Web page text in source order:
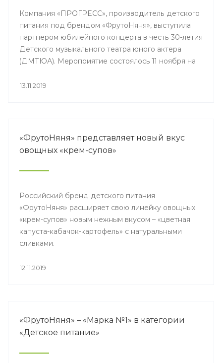
Компания «ПРОГРЕСС», производитель детского
питания под брендом «ФрутоНяня», выступила
партнером юбилейного концерта в честь 30-летия
Детского музыкального театра юного актера
(ДМТЮА). Мероприятие состоялось 11 ноября на
13.11.2019
«ФрутоНяня» представляет новый вкус
овощных «крем-супов»
Российский бренд детского питания
«ФрутоНяня» расширяет свою линейку овощных
«крем-супов» новым нежным вкусом – «цветная
капуста-кабачок-картофель» с натуральными
сливками.
12.11.2019
«ФрутоНяня» – «Марка №1» в категории
«Детское питание»